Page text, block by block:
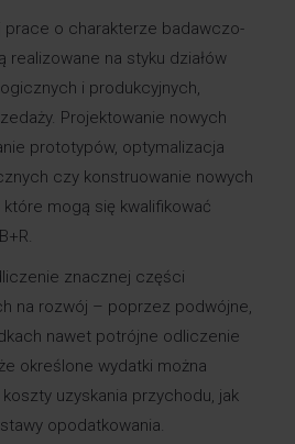
prace o charakterze badawczo-
na styku działów
i produkcyjnych,
Projektowanie nowych
prototypów, optymalizacja
czy konstruowanie nowych
które mogą się kwalifikować
znacznej części
na rozwój – poprzez podwójne,
nawet potrójne odliczenie
określone wydatki można
uzyskania przychodu, jak
opodatkowania.